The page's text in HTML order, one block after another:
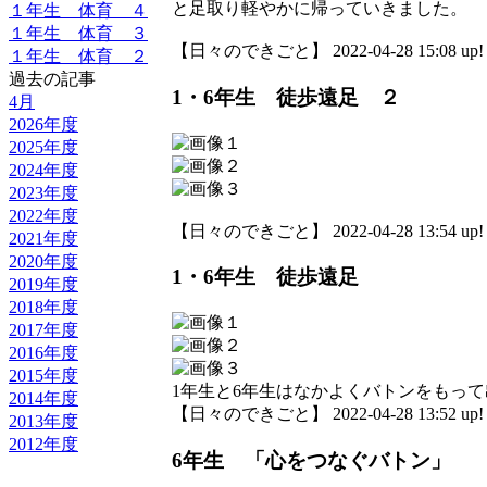
１年生 体育 ４
１年生 体育 ３
１年生 体育 ２
過去の記事
4月
2026年度
2025年度
2024年度
2023年度
2022年度
2021年度
2020年度
2019年度
2018年度
2017年度
2016年度
2015年度
2014年度
2013年度
2012年度
と足取り軽やかに帰っていきました。
【日々のできごと】 2022-04-28 15:08 up!
1・6年生 徒歩遠足 ２
【日々のできごと】 2022-04-28 13:54 up!
1・6年生 徒歩遠足
1年生と6年生はなかよくバトンをもって
【日々のできごと】 2022-04-28 13:52 up!
6年生 「心をつなぐバトン」